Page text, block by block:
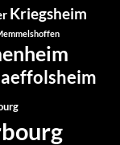
Kriegsheim